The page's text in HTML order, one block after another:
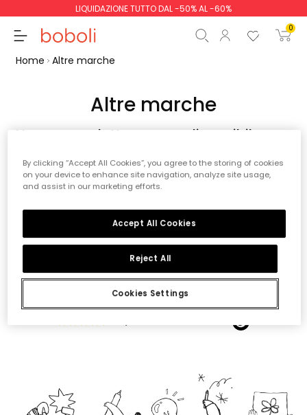
LIQUIDAZIONE TUTTO DAL -50% AL -60%
0
Totale parziale
Totale 0,00 €
Continua
Home Altre marche
Altre marche
Nessun prodotto ancora disponibile
qui man mano che verranno aggiunti.
*Sconto applicato sul
prezzo stagionale
By clicking “Accept All Cookies”, you agree to the storing of cookies
on your device to enhance site navigation, analyze site usage,
and assist in our marketing efforts.
Cookies Settings
Reject All
Accept All Cookies